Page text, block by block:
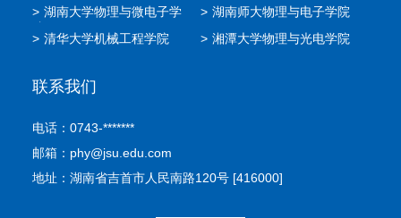
> 湖南大学物理与微电子学
> 湖南师大物理与电子学院
> 清华大学机械工程学院 > 湘潭大学物理与光电学院
联系我们
电话：0743-*******
邮箱：phy@jsu.edu.com
地址：湖南省吉首市人民南路120号 [416000]